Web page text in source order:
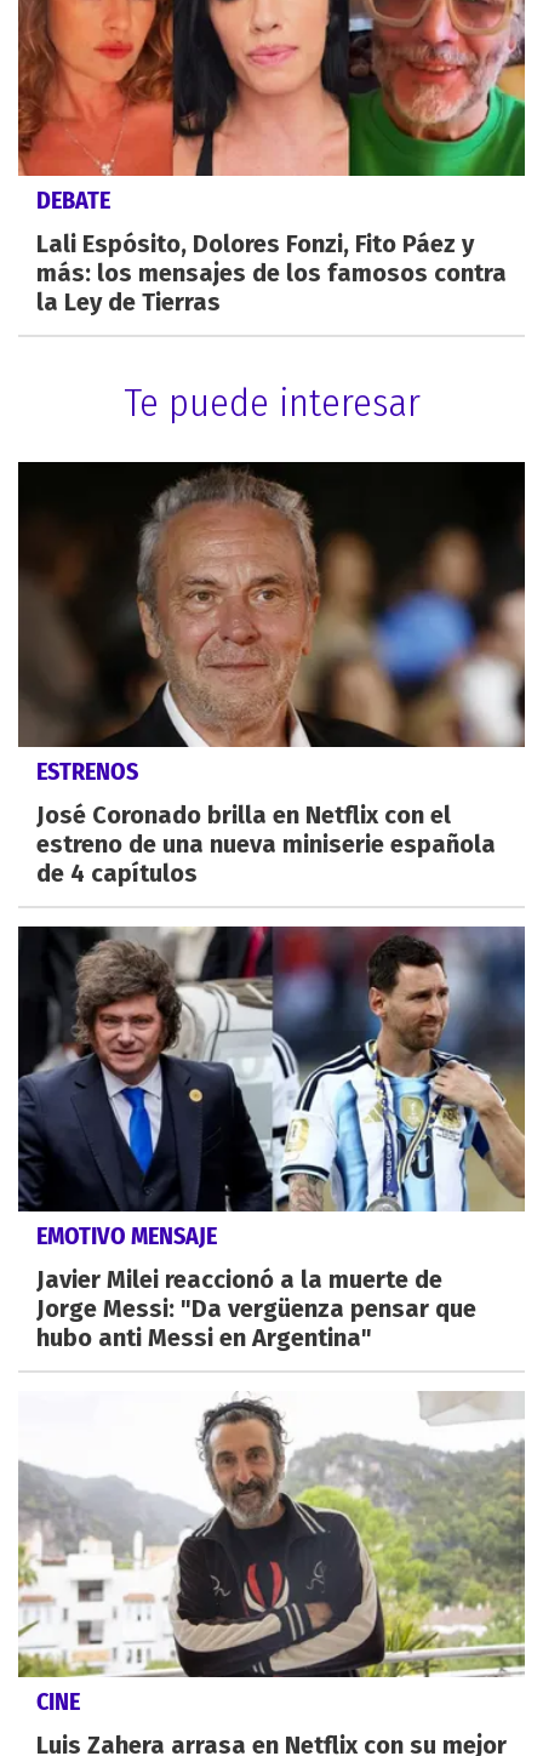
DEBATE
Lali Espósito, Dolores Fonzi, Fito Páez y
más: los mensajes de los famosos contra
la Ley de Tierras
Te puede interesar
ESTRENOS
José Coronado brilla en Netflix con el
estreno de una nueva miniserie española
de 4 capítulos
EMOTIVO MENSAJE
Javier Milei reaccionó a la muerte de
Jorge Messi: "Da vergüenza pensar que
hubo anti Messi en Argentina"
CINE
Luis Zahera arrasa en Netflix con su mejor